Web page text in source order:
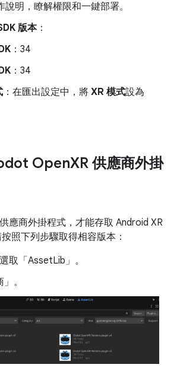
說明，瞭解權限和一鍵部署。
版本：
：34
：34
：在匯出設定中，將 XR 模式設為
OpenXR 供應商外掛
應商外掛程式，才能存取 Android XR
照下列步驟取得相容版本：
取「AssetLib」 。
。